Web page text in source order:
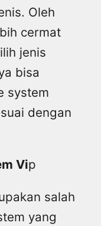
Oleh
cermat
jenis
bisa
system
dengan
Vip
salah
yang